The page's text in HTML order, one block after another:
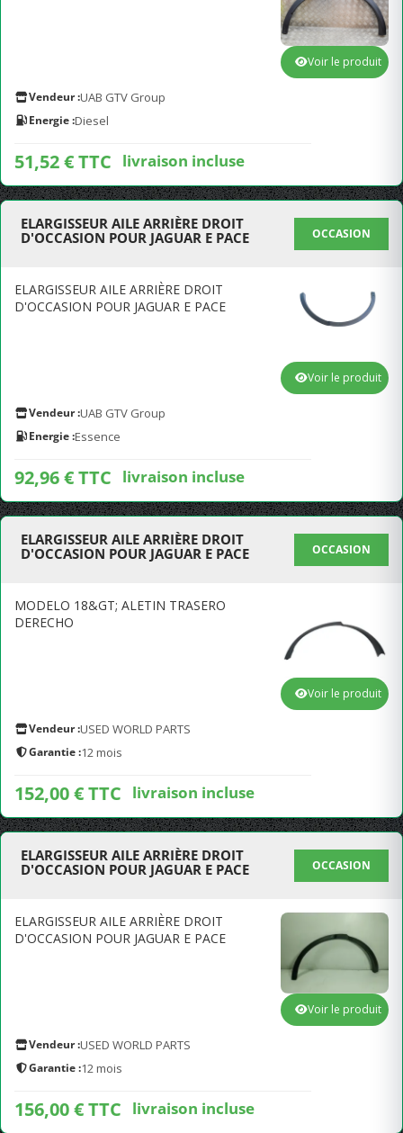
Vendeur :UAB GTV Group
Energie :Diesel
51,52 € TTC livraison incluse
Voir le produit
ELARGISSEUR AILE ARRIÈRE DROIT
D'OCCASION POUR JAGUAR E PACE
OCCASION
ELARGISSEUR AILE ARRIÈRE DROIT
D'OCCASION POUR JAGUAR E PACE
Vendeur :UAB GTV Group
Energie :Essence
92,96 € TTC livraison incluse
Voir le produit
ELARGISSEUR AILE ARRIÈRE DROIT
D'OCCASION POUR JAGUAR E PACE
OCCASION
MODELO 18&GT; ALETIN TRASERO
DERECHO
Vendeur :USED WORLD PARTS
Garantie :12 mois
152,00 € TTC livraison incluse
Voir le produit
ELARGISSEUR AILE ARRIÈRE DROIT
D'OCCASION POUR JAGUAR E PACE
OCCASION
ELARGISSEUR AILE ARRIÈRE DROIT
D'OCCASION POUR JAGUAR E PACE
Vendeur :USED WORLD PARTS
Garantie :12 mois
156,00 € TTC livraison incluse
Voir le produit